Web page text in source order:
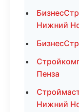
Нижний
Пенза
Нижний